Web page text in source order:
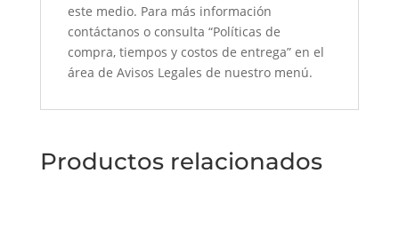
este medio. Para más información
contáctanos o consulta “Políticas de
compra, tiempos y costos de entrega” en el
área de Avisos Legales de nuestro menú.
Productos relacionados